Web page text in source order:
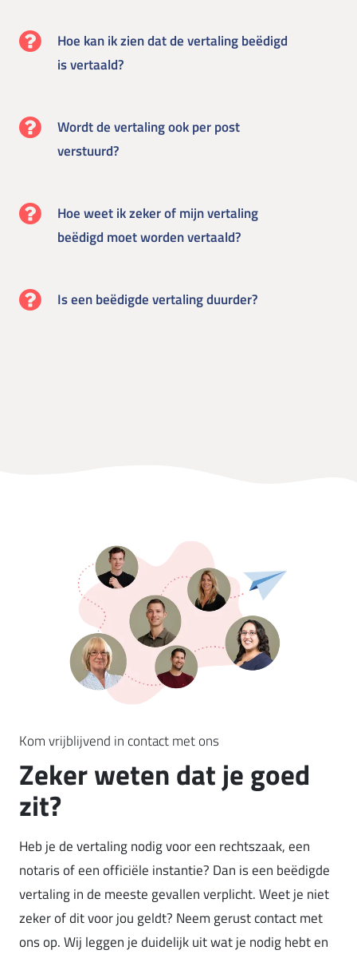
Hoe kan ik zien dat de vertaling beëdigd
is vertaald?
Wordt de vertaling ook per post
verstuurd?
Hoe weet ik zeker of mijn vertaling
beëdigd moet worden vertaald?
Is een beëdigde vertaling duurder?
Kom vrijblijvend in contact met ons
Zeker weten dat je goed
zit?
Heb je de vertaling nodig voor een rechtszaak, een
notaris of een officiële instantie? Dan is een beëdigde
vertaling in de meeste gevallen verplicht. Weet je niet
zeker of dit voor jou geldt? Neem gerust contact met
ons op. Wij leggen je duidelijk uit wat je nodig hebt en